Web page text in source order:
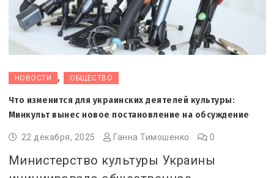
НОВОСТИ , ОБЩЕСТВО
Что изменится для украинских деятелей культуры:
Минкульт вынес новое постановление на обсуждение
22 декабря, 2025 Ганна Тимошенко 0
Министерство культуры Украины